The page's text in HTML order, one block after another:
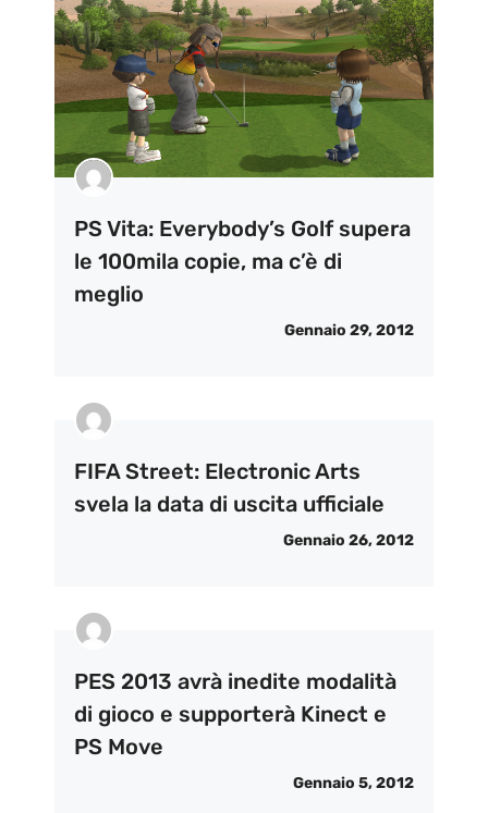
PS Vita: Everybody’s Golf supera
le 100mila copie, ma c’è di
meglio
Gennaio 29, 2012
FIFA Street: Electronic Arts
svela la data di uscita ufficiale
Gennaio 26, 2012
PES 2013 avrà inedite modalità
di gioco e supporterà Kinect e
PS Move
Gennaio 5, 2012